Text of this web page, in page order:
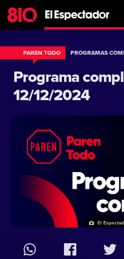
PAREN TODO PROGRAMAS
Programa
12/12/2024
El